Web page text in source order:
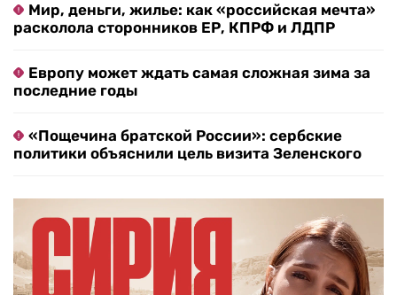
Мир, деньги, жилье: как «российская мечта»
расколола сторонников ЕР, КПРФ и ЛДПР
Европу может ждать самая сложная зима за
последние годы
«Пощечина братской России»: сербские
политики объяснили цель визита Зеленского